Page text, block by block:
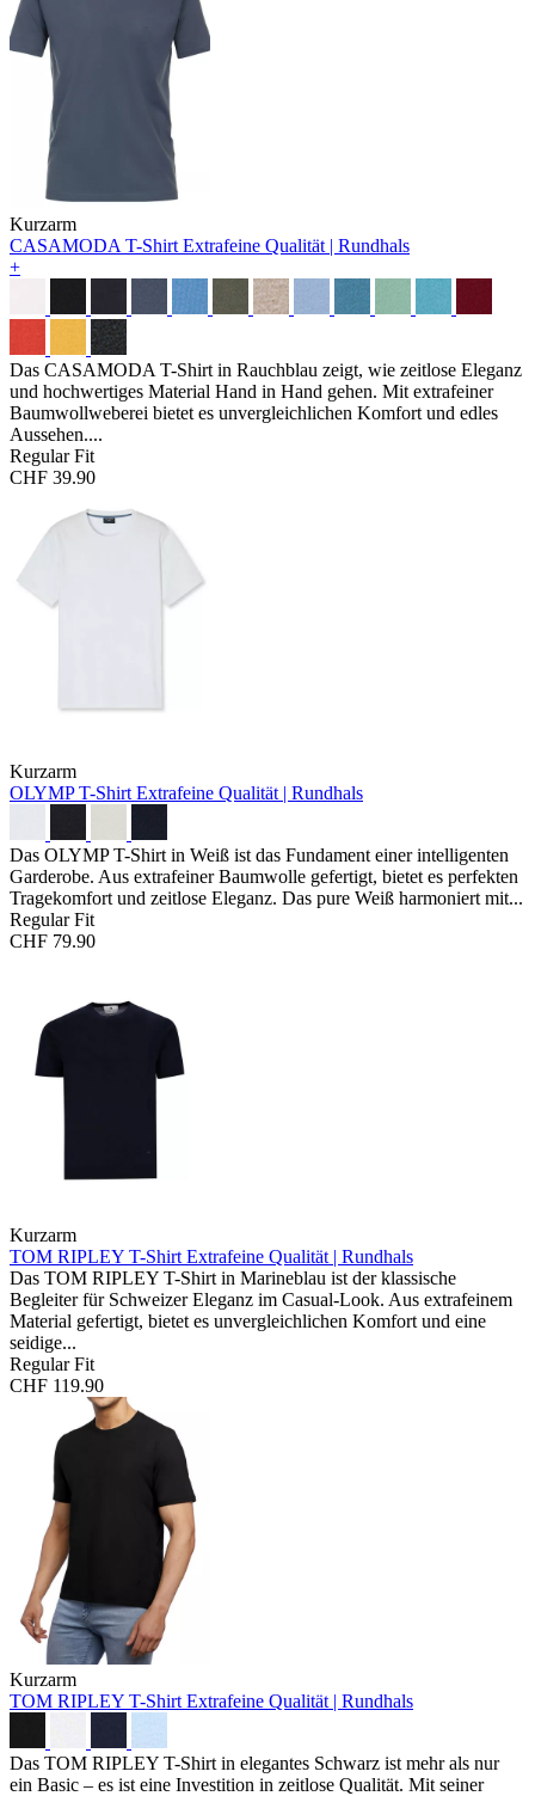
Kurzarm
CASAMODA T-Shirt Extrafeine Qualität | Rundhals
+
Das CASAMODA T-Shirt in Rauchblau zeigt, wie zeitlose Eleganz
und hochwertiges Material Hand in Hand gehen. Mit extrafeiner
Baumwollweberei bietet es unvergleichlichen Komfort und edles
Aussehen....
Regular Fit
CHF 39.90
Kurzarm
OLYMP T-Shirt Extrafeine Qualität | Rundhals
Das OLYMP T-Shirt in Weiß ist das Fundament einer intelligenten
Garderobe. Aus extrafeiner Baumwolle gefertigt, bietet es perfekten
Tragekomfort und zeitlose Eleganz. Das pure Weiß harmoniert mit...
Regular Fit
CHF 79.90
Kurzarm
TOM RIPLEY T-Shirt Extrafeine Qualität | Rundhals
Das TOM RIPLEY T-Shirt in Marineblau ist der klassische
Begleiter für Schweizer Eleganz im Casual-Look. Aus extrafeinem
Material gefertigt, bietet es unvergleichlichen Komfort und eine
seidige...
Regular Fit
CHF 119.90
Kurzarm
TOM RIPLEY T-Shirt Extrafeine Qualität | Rundhals
Das TOM RIPLEY T-Shirt in elegantes Schwarz ist mehr als nur
ein Basic – es ist eine Investition in zeitlose Qualität. Mit seiner